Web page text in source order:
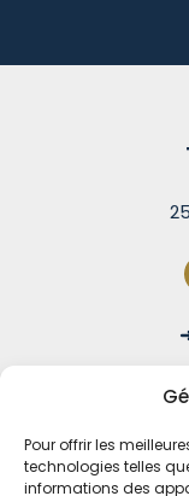
Pour offrir les
technologies telles
informations des